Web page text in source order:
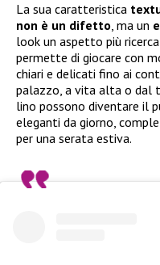
La sua caratteristica
non è un difetto, ma un
look un aspetto più
permette di giocare con
chiari e delicati fino ai
palazzo, a vita alta o dal
lino possono diventare il
eleganti da giorno,
per una serata estiva.